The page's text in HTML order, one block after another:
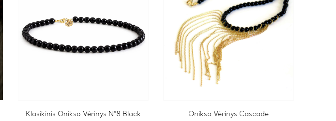
Klasikinis Onikso Vėrinys N°8 Black
This
Onikso Vėrinys Cascade